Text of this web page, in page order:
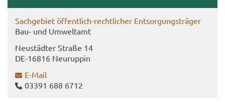
Sach­ge­biet öffentlich-​rechtlicher Ent­sor­gungs­trä­ger
Bau- und Um­welt­amt
Neu­städ­ter Stra­ße 14
DE-​16816 Neu­rup­pin
E-​Mail
03391 688 6712